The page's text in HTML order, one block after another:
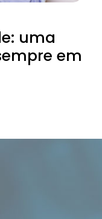
uma
em